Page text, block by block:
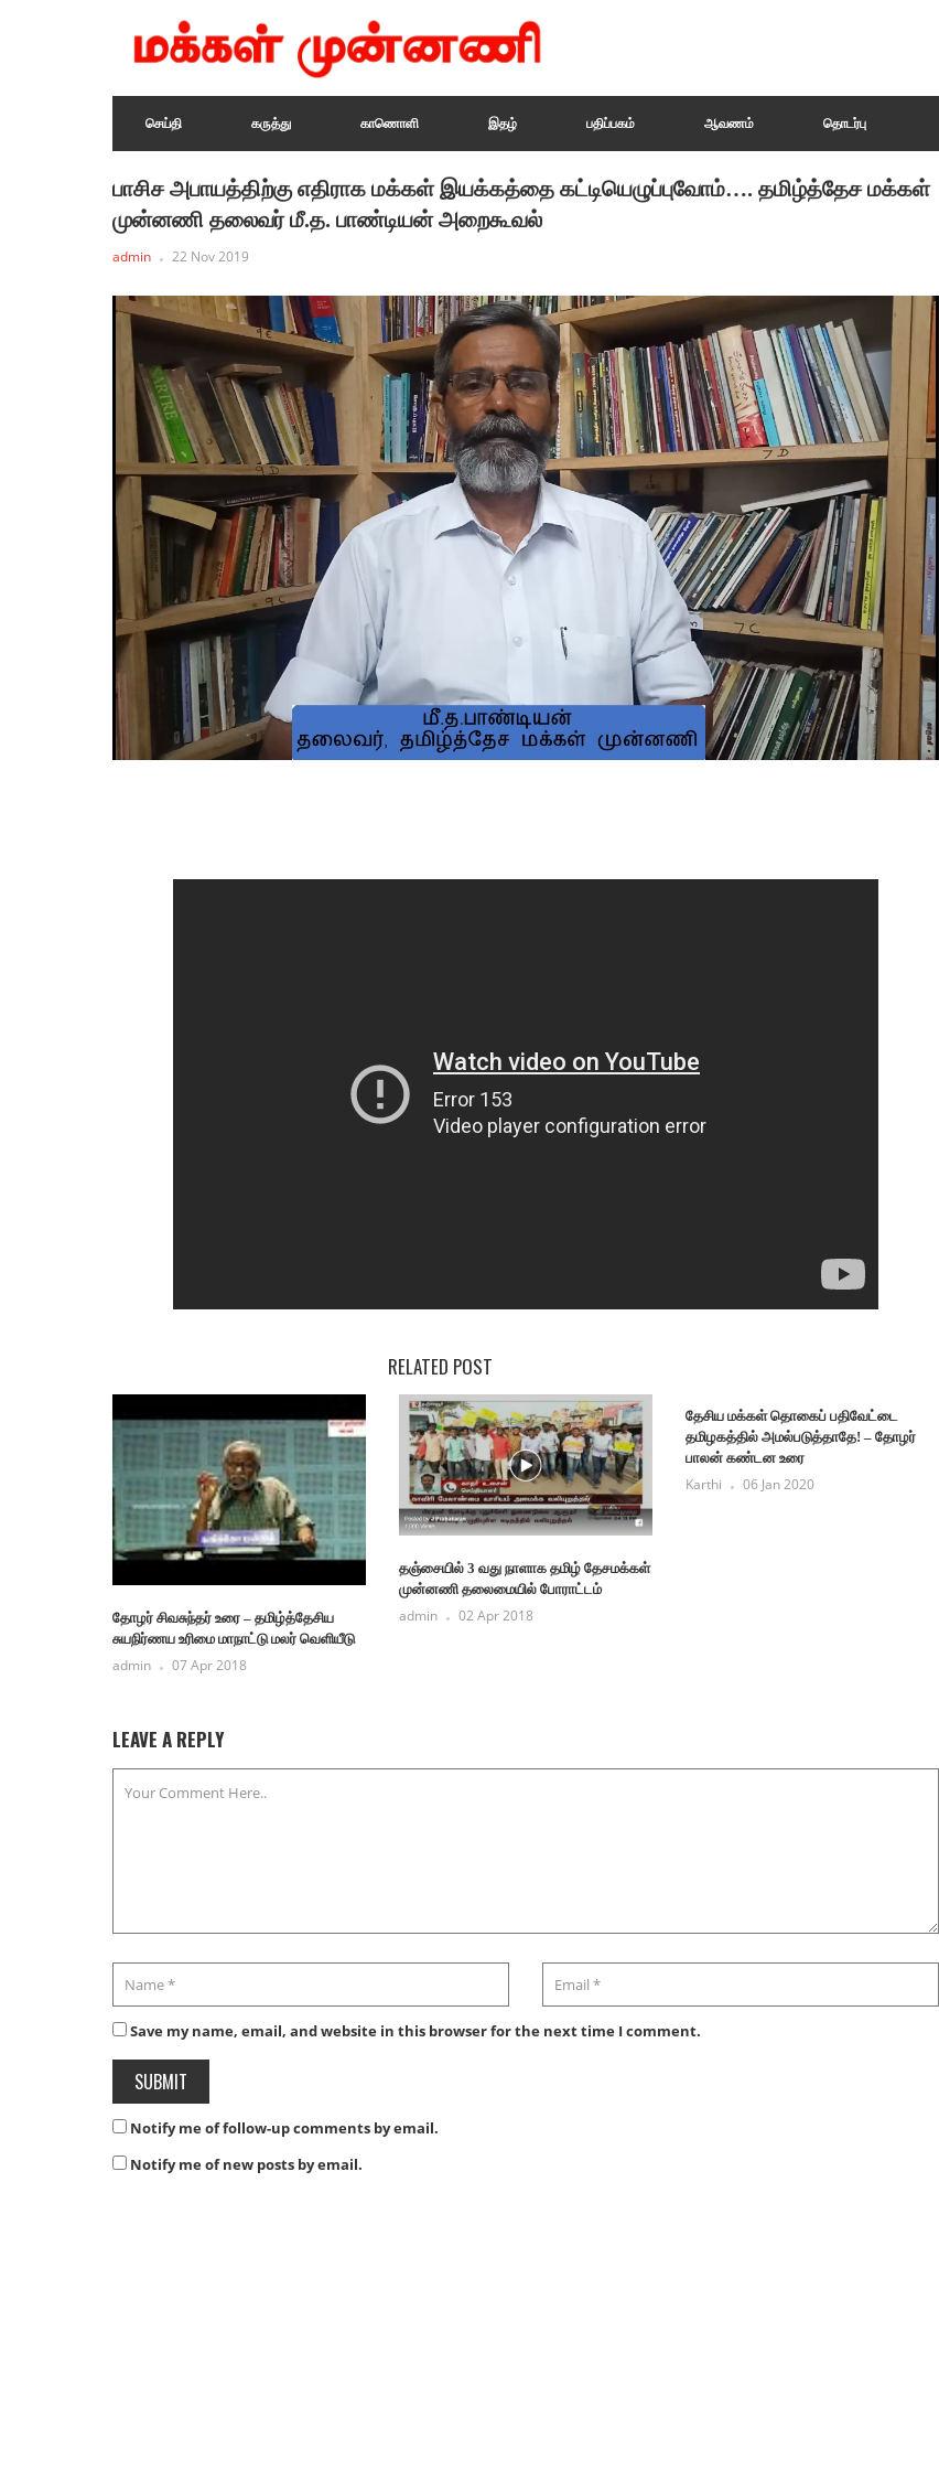
செய்தி கருத்து காணொளி இதழ் பதிப்பகம் ஆவணம் தொடர்பு
பாசிச அபாயத்திற்கு எதிராக மக்கள் இயக்கத்தை கட்டியெழுப்புவோம்…. தமிழ்த்தேச மக்கள்
முன்னணி தலைவர் மீ.த. பாண்டியன் அறைகூவல்
admin 22 Nov 2019
RELATED POST
தோழர் சிவசுந்தர் உரை – தமிழ்த்தேசிய
சுயநிர்ணய உரிமை மாநாட்டு மலர் வெளியீடு
admin 07 Apr 2018
தஞ்சையில் 3 வது நாளாக தமிழ் தேசமக்கள்
முன்னணி தலைமையில் போராட்டம்
admin 02 Apr 2018
தேசிய மக்கள் தொகைப் பதிவேட்டை
தமிழகத்தில் அமல்படுத்தாதே! – தோழர்
பாலன் கண்டன உரை
Karthi 06 Jan 2020
LEAVE A REPLY
Save my name, email, and website in this browser for the next time I comment.
Notify me of follow-up comments by email.
Notify me of new posts by email.
பதவி விலகல்! பாசிச
மகத்தான வெற்றி!
சிங்கம்போல் சிலிர்த்தெழுந்த கரப்பான்
பூச்சிகள்! அஞ்சிய அஸ்வமேத யாகக்
கும்பல்!
admin 25 Jul 2026
வந்தே மாதரம் பாடக் கூடாது – தமிழ்த்தேச
மக்கள் முன்னணி கோரிக்கை
admin 17 Jun 2026